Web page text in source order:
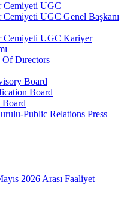
Cemiyeti UGC
Cemiyeti UGC Genel Başkanı
Cemiyeti UGC Kariyer
Dırectors
Board
Board
Public Relations Press
2026 Arası Faaliyet